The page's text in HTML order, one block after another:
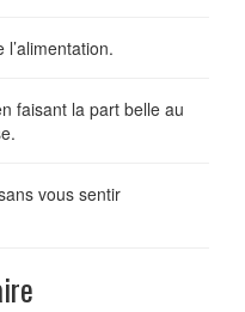
faisant la part belle au
vous sentir